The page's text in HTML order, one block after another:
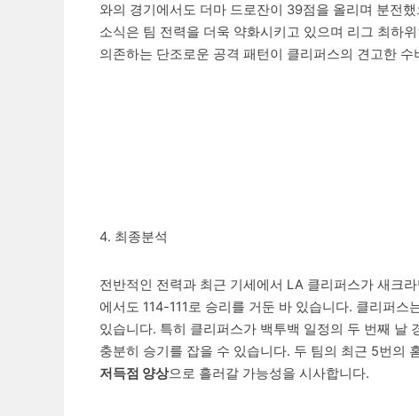
와의 경기에서도 더마 드로잔이 39점을 올리며 분전
소식은 팀 전력을 더욱 약화시키고 있으며 리그 최하위
의존하는 단조로운 공격 패턴이 클리퍼스의 견고한
4. 최종분석
전반적인 전력과 최근 기세에서 LA 클리퍼스가 새크
에서도 114-111로 승리를 거둔 바 있습니다. 클리퍼
있습니다. 특히 클리퍼스가 백투백 일정의 두 번째 날
충분히 승기를 잡을 수 있습니다. 두 팀의 최근 5번의
저득점 양상으로 흘러갈 가능성을 시사합니다.